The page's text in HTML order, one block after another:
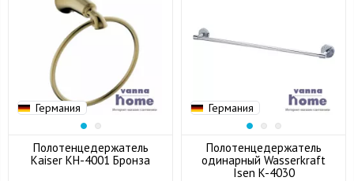
Германия
Полотенцедержатель
Kaiser KH-4001 Бронза
Германия
Полотенцедержатель
одинарный Wasserkraft
Isen K-4030